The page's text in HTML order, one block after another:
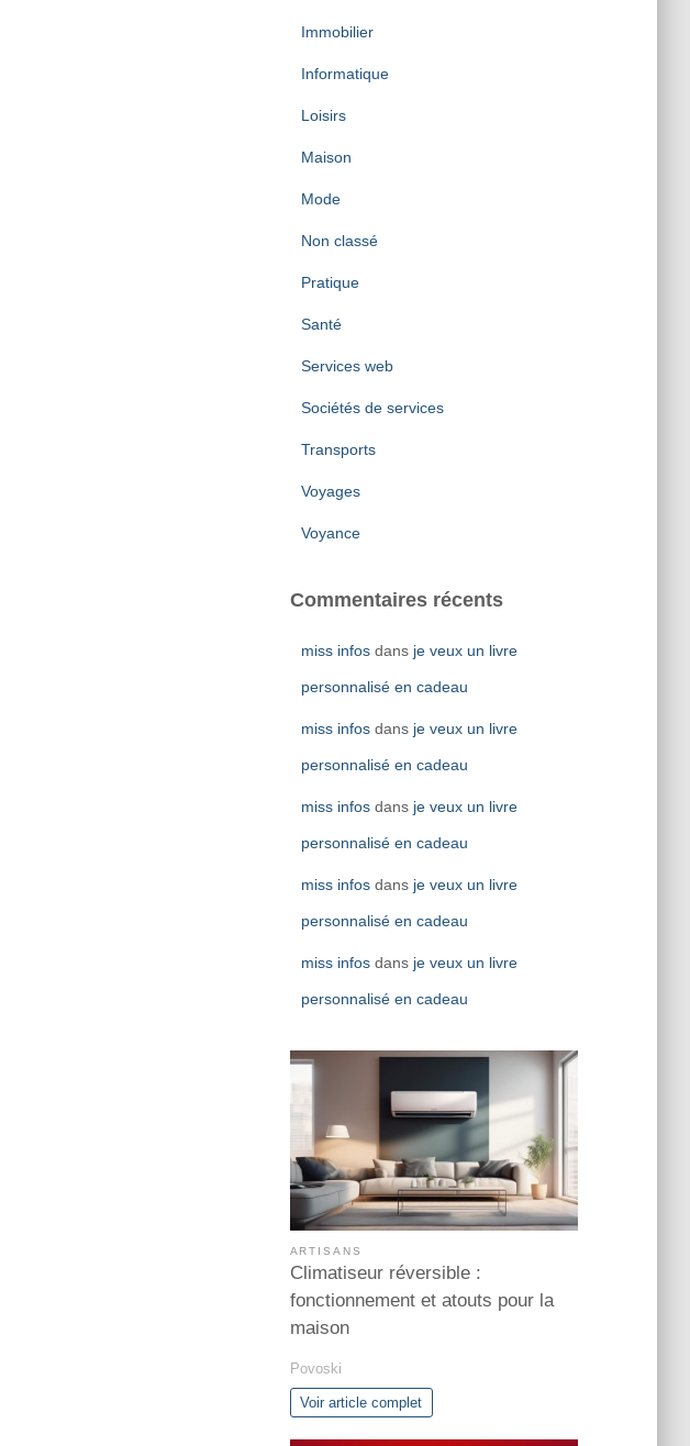
Immobilier
Informatique
Loisirs
Maison
Mode
Non classé
Pratique
Santé
Services web
Sociétés de services
Transports
Voyages
Voyance
Commentaires récents
miss infosdans je veux un livre
personnalisé en cadeau
miss infosdans je veux un livre
personnalisé en cadeau
miss infosdans je veux un livre
personnalisé en cadeau
miss infosdans je veux un livre
personnalisé en cadeau
miss infosdans je veux un livre
personnalisé en cadeau
ARTISANS
Climatiseur réversible :
fonctionnement et atouts pour la
maison
Povoski
Voir article complet